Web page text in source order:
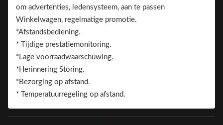
Belangrijkste kenmerken:
om advertenties, ledensysteem, aan te passen
Winkelwagen, regelmatige promotie.
*Afstandsbediening.
* Tijdige prestatiemonitoring.
*Lage voorraadwaarschuwing.
*Herinnering Storing.
*Bezorging op afstand.
* Temperatuurregeling op afstand.